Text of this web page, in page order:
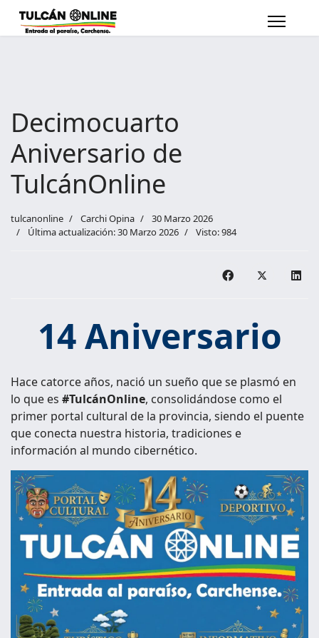
Decimocuarto
Aniversario de
TulcánOnline
tulcanonline Carchi Opina
30 Marzo 2026
Última actualización: 30 Marzo 2026
Visto: 984
14 Aniversario
Hace catorce años, nació un sueño que se plasmó en
lo que es #TulcánOnline, consolidándose como el
primer portal cultural de la provincia, siendo el puente
que conecta nuestra historia, tradiciones e
información al mundo cibernético.